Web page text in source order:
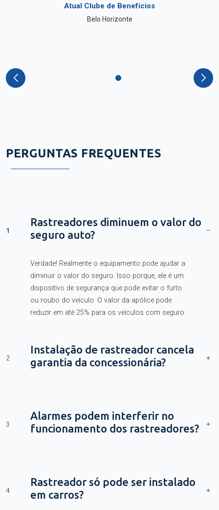
PERGUNTAS FREQUENTES
1
Rastreadores diminuem o valor do
seguro auto?
Verdade! Realmente o equipamento pode ajudar a
diminuir o valor do seguro. Isso porque, ele é um
dispositivo de segurança que pode evitar o furto
ou roubo do veículo. O valor da apólice pode
reduzir em até 25% para os veículos com seguro.
2
Instalação de rastreador cancela
garantia da concessionária?
3
Alarmes podem interferir no
funcionamento dos rastreadores?
4
Rastreador só pode ser instalado
em carros?